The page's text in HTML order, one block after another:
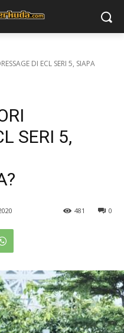
DI ECL SERI 5, SIAPA
SERI 5,
0
481